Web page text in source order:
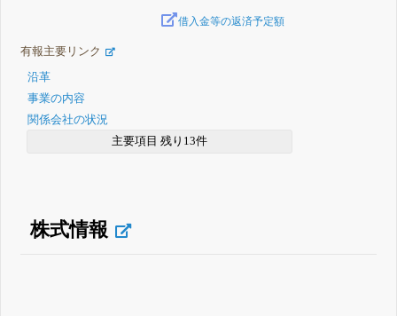
借入金等の返済予定額
有報主要リンク
沿革
事業の内容
関係会社の状況
主要項目 残り13件
株式情報